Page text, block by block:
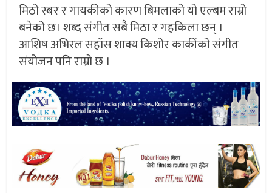
मिठो स्बर र गायकीको कारण बिमलाको यो एल्बम राम्रो
बनेको छ। शब्द संगीत सबै मिठा र गहकिला छन् ।
आशिष अभिरल सहॉस शाक्य किशोर कार्कीको संगीत
संयोजन पनि राम्रो छ ।